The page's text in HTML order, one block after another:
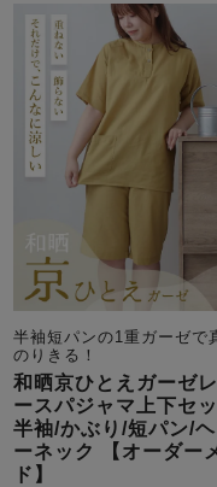
春 夏
ガ
サッカー/ちぢみ 楊
柳
柄物
体型別におすすめパジ
ャマ
年
インナーウェア
売れ筋ランキング
作
上着単品
ズボン単品
すべてのメン
ズ
会社概要
半袖短パンの1重ガーゼで
のりきる！
和晒京ひとえガーゼ
ースパジャマ上下セッ
半袖/かぶり/短パン/ヘ
ーネック 【オーダー
ド】